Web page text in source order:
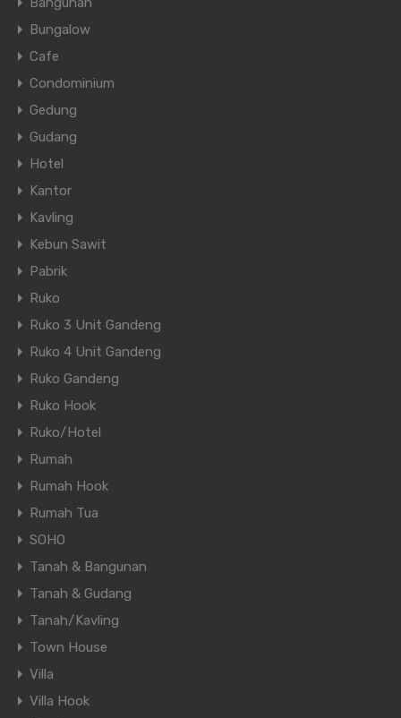
Bungalow
Cafe
Condominium
Gedung
Gudang
Hotel
Kantor
Kavling
Kebun Sawit
Pabrik
Ruko
Ruko 3 Unit Gandeng
Ruko 4 Unit Gandeng
Ruko Gandeng
Ruko Hook
Ruko/Hotel
Rumah
Rumah Hook
Rumah Tua
SOHO
Tanah & Bangunan
Tanah & Gudang
Tanah/Kavling
Town House
Villa
Villa Hook